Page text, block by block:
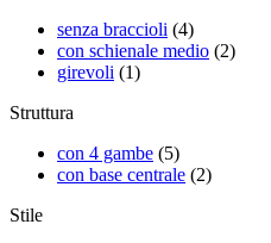
senza braccioli (4)
con schienale medio (2)
girevoli (1)
Struttura
con 4 gambe (5)
con base centrale (2)
Stile